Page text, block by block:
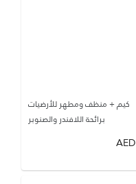
كيم + منظف ومطهر للأرضيات
برائحة اللافندر والصنوبر
AED